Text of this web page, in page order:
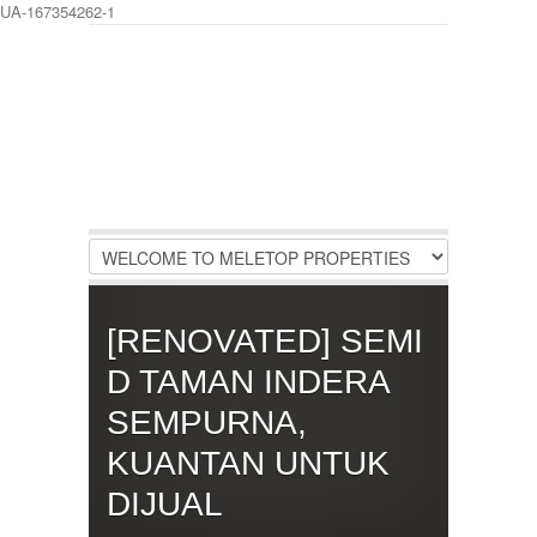
UA-167354262-1
Register |Recover Password
[RENOVATED] SEMI
D TAMAN INDERA
SEMPURNA,
KUANTAN UNTUK
DIJUAL